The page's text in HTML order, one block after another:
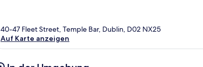
40-47 Fleet Street, Temple Bar, Dublin, D02 NX25
Auf Karte anzeigen